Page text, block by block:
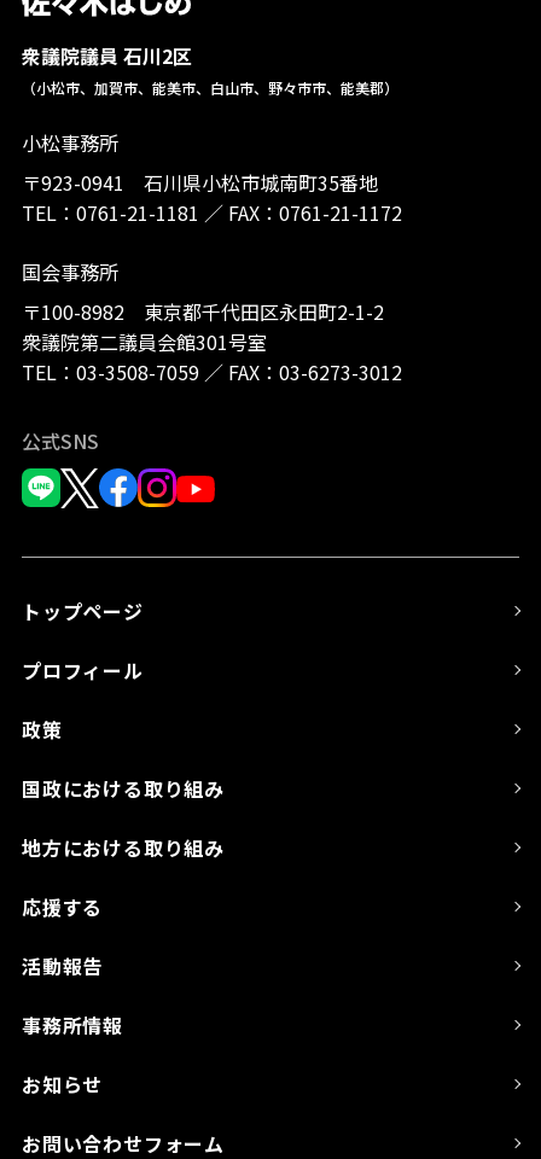
衆議院議員 石川2区
（小松市、加賀市、能美市、白山市、野々市市、能美郡）
小松事務所
〒923-0941 石川県小松市城南町35番地
TEL： 0761-21-1181 ／ FAX：0761-21-1172
国会事務所
〒100-8982 東京都千代田区永田町2-1-2
衆議院第二議員会館301号室
TEL： 03-3508-7059／ FAX：03-6273-3012
公式SNS
トップページ
プロフィール
政策
国政における取り組み
地方における取り組み
応援する
活動報告
事務所情報
お知らせ
お問い合わせフォーム